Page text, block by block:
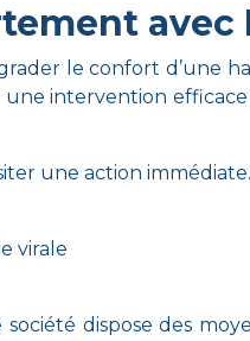
avec
le confort d’une
intervention
une action
virale
dispose des